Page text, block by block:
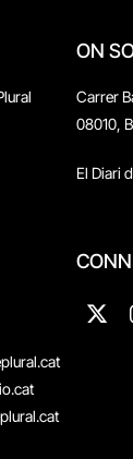
ON
Carrer
08010,
El Diari
X